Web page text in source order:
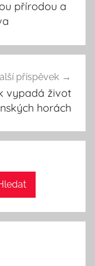
přírodou a
příspěvek
vypadá život
horách